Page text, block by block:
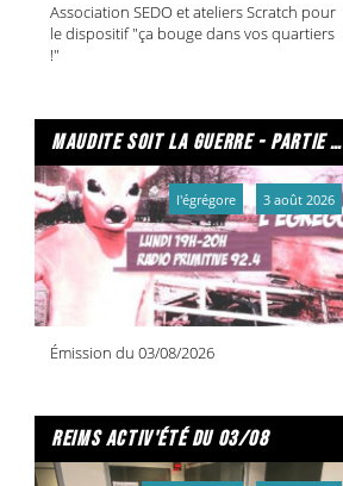
Association SEDO et ateliers Scratch pour
le dispositif "ça bouge dans vos quartiers
!"
maudite soit la guerre - partie 2/2
Émission du 03/08/2026
l'égrégore 3 août 2026
reims activ'été du 03/08